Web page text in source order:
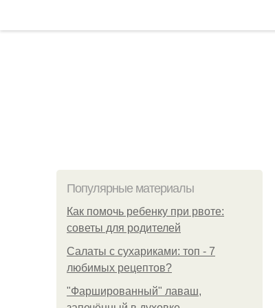
Популярные материалы
Как помочь ребенку при рвоте:
советы для родителей
Салаты с сухариками: топ - 7
любимых рецептов?
"Фаршированный" лаваш,